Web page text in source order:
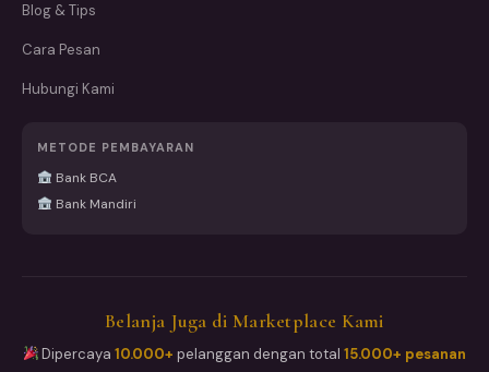
Blog & Tips
Cara Pesan
Hubungi Kami
METODE PEMBAYARAN
Bank BCA
Bank Mandiri
Belanja Juga di Marketplace Kami
Dipercaya10.000+ pelanggan dengan total15.000+ pesanan